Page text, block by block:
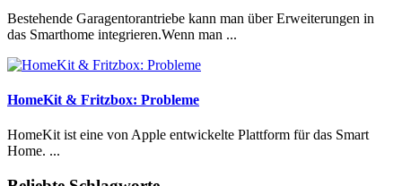
Bestehende Garagentorantriebe kann man über Erweiterungen in
das Smarthome integrieren.Wenn man ...
HomeKit & Fritzbox: Probleme
HomeKit ist eine von Apple entwickelte Plattform für das Smart
Home. ...